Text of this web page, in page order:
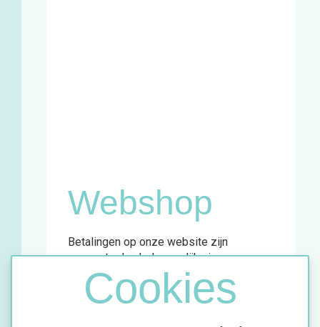
Cookies
Webshop
Betalingen op onze website zijn
momenteel enkel mogelijk via
overschrijving.
Meer info vind je in de bevestigingsmail
van jouw aankoop.